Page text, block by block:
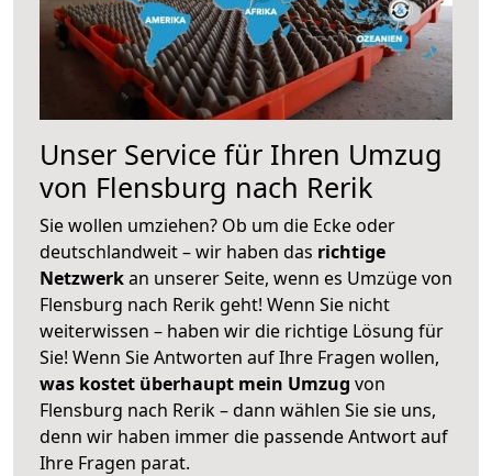
Unser Service für Ihren Umzug
von Flensburg nach Rerik
Sie wollen umziehen? Ob um die Ecke oder
deutschlandweit – wir haben das richtige
Netzwerkan unserer Seite, wenn es Umzüge von
Flensburg nach Rerik geht! Wenn Sie nicht
weiterwissen – haben wir die richtige Lösung für
Sie! Wenn Sie Antworten auf Ihre Fragen wollen,
was kostet überhaupt mein Umzug von
Flensburg nach Rerik – dann wählen Sie sie uns,
denn wir haben immer die passende Antwort auf
Ihre Fragen parat.